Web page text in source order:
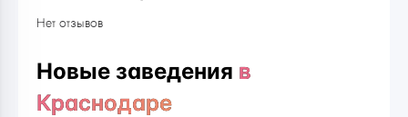
Нет отзывов
Новые заведения в
Краснодаре